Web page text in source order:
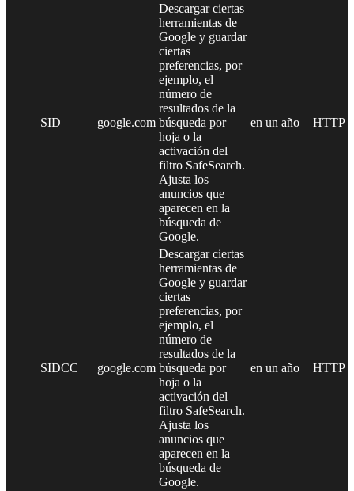
SID google.com
Descargar ciertas
herramientas de
Google y guardar
ciertas
preferencias, por
ejemplo, el
número de
resultados de la
búsqueda por
hoja o la
activación del
filtro SafeSearch.
Ajusta los
anuncios que
aparecen en la
búsqueda de
Google.
en un año HTTP
SIDCC google.com
Descargar ciertas
herramientas de
Google y guardar
ciertas
preferencias, por
ejemplo, el
número de
resultados de la
búsqueda por
hoja o la
activación del
filtro SafeSearch.
Ajusta los
anuncios que
aparecen en la
búsqueda de
Google.
en un año HTTP